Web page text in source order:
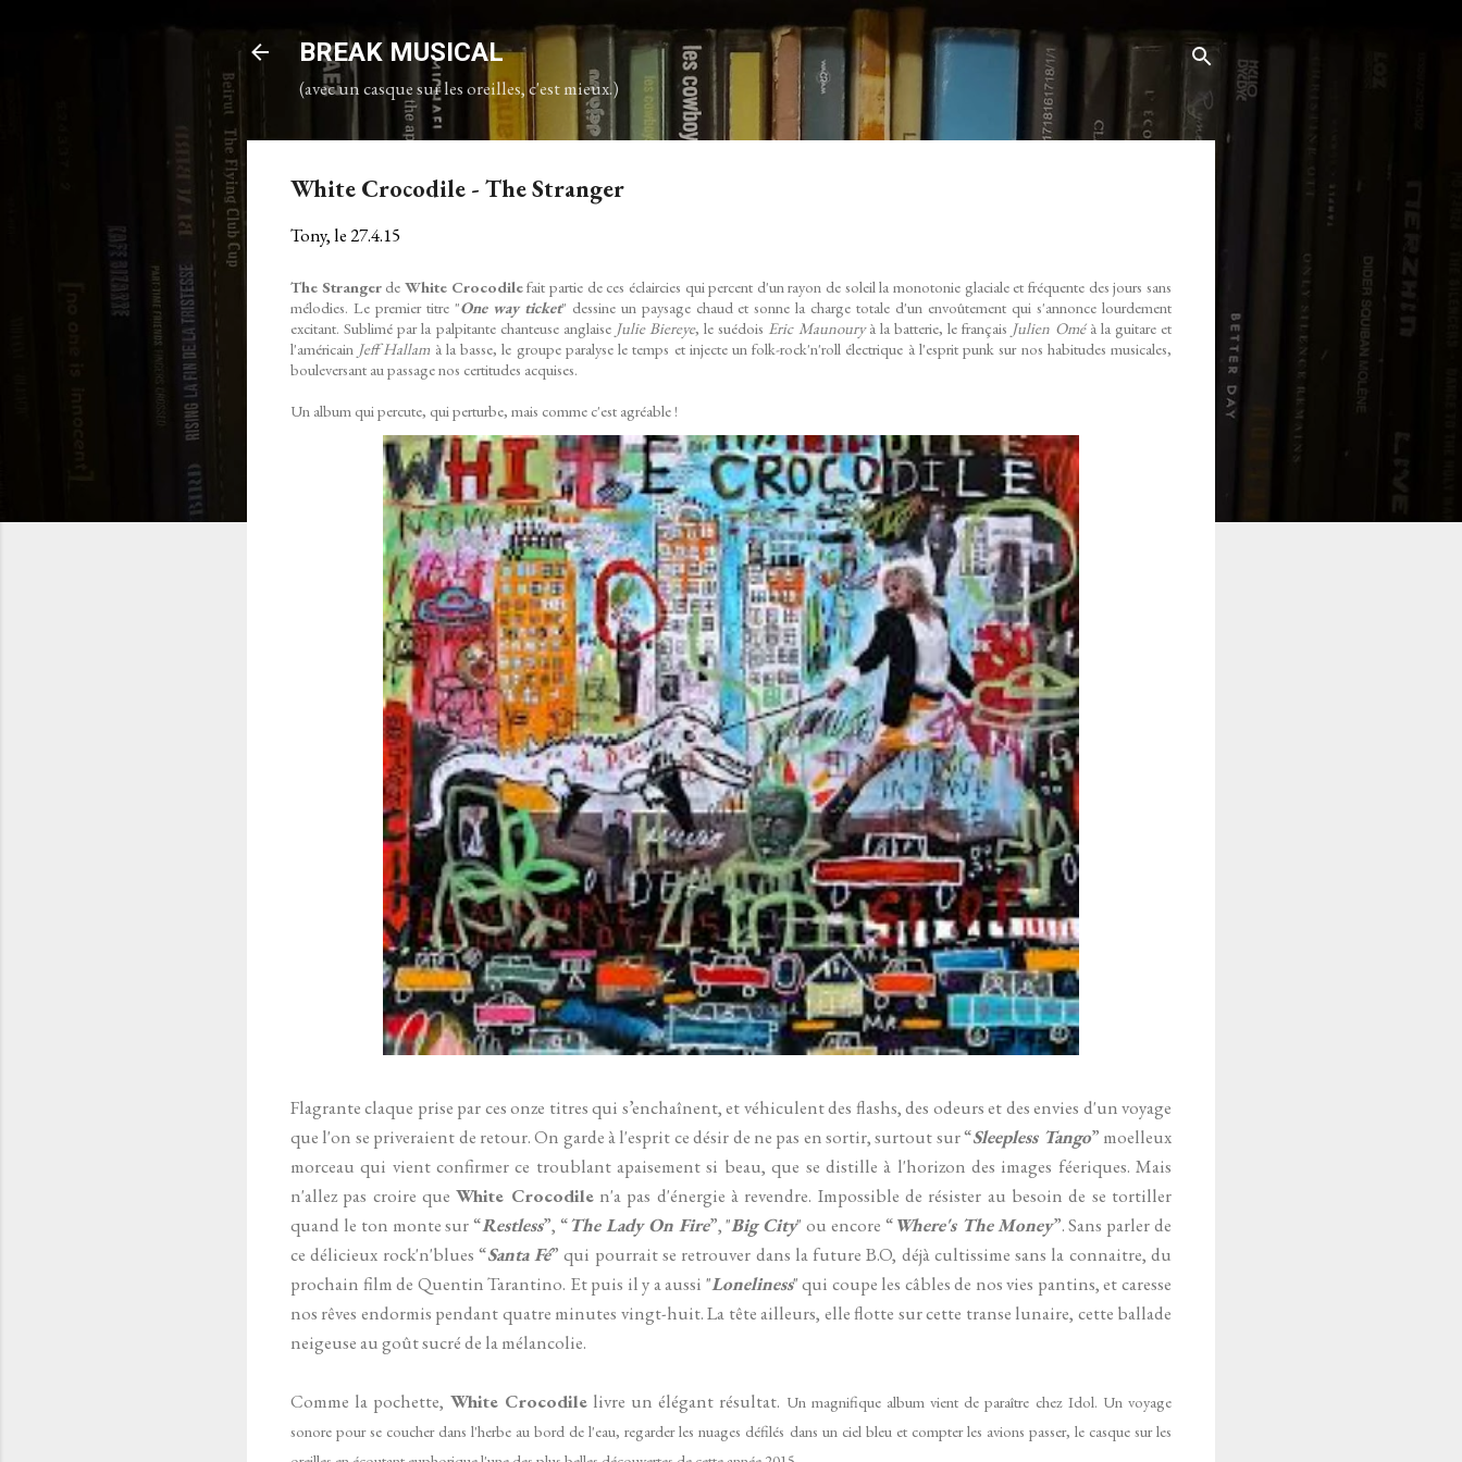
Accéder au contenu principal
BREAK MUSICAL
(avec un casque sur les oreilles, c'est mieux.)
White Crocodile - The Stranger
Tony, le27.4.15
The Strangerde White Crocodilefait partie de ces éclaircies qui percent d'un rayon de soleil la monotonie glaciale et fréquente des jours sans
mélodies. Le premier titre "One way ticket" dessine un paysage chaud et sonne la charge totale d'un envoûtement qui s'annonce lourdement
excitant. Sublimé par la palpitante chanteuse anglaise Julie Biereye, le suédois Eric Maunouryà la batterie, le français Julien Oméà la guitare et
l'américain Jeff Hallam à la basse, le groupe paralyse le temps et injecte un folk-rock'n'roll électrique à l'esprit punk sur nos habitudes musicales,
bouleversant au passage nos certitudes acquises.
Un album qui percute, qui perturbe, mais comme c'est agréable !
Flagrante claque prise par ces onze titres qui s’enchaînent, et véhiculent des flashs, des odeurs et des envies d'un voyage
que l'on se priveraient de retour. On garde à l'esprit ce désir de ne pas en sortir, surtout sur “Sleepless Tango” moelleux
morceau qui vient confirmer ce troublant apaisement si beau, que se distille à l'horizon des images féeriques. Mais
n'allez pas croire queWhite Crocodilen'a pas d'énergie à revendre. Impossible de résister au besoin de se tortiller
quand le ton monte sur “Restless”, “The Lady On Fire”, "Big City" ou encore “Where's The Money”. Sans parler de
ce délicieux rock'n'blues “Santa Fé” qui pourrait se retrouver dans la future B.O, déjà cultissime sans la connaitre, du
prochain film de Quentin Tarantino. Et puis il y a aussi "Loneliness" qui coupe les câbles de nos vies pantins, et caresse
nos rêves endormis pendant quatre minutes vingt-huit.La tête ailleurs, elle flotte sur cette transe lunaire, cette ballade
neigeuse au goût sucré de la mélancolie.
Comme la pochette, White Crocodilelivre un élégant résultat. Un magnifique album vient deparaître chez Idol. Un voyage
sonore pour se coucher dans l'herbe au bord de l'eau, regarder les nuages défilés dans un ciel bleu et compter les avions passer, le casque sur les